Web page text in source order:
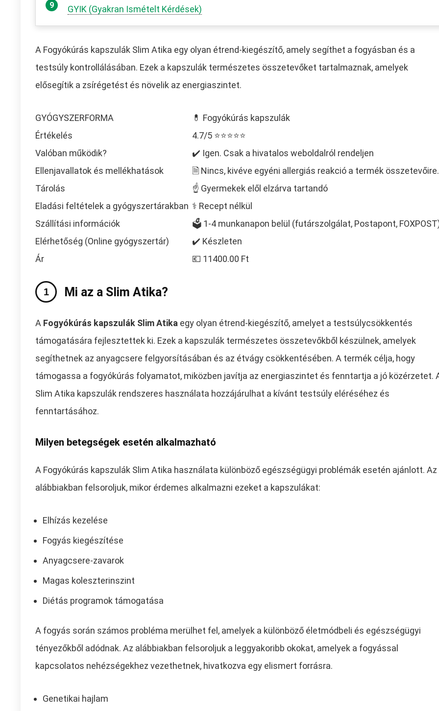
GYIK (Gyakran Ismételt Kérdések)
A Fogyókúrás kapszulák Slim Atika egy olyan étrend-kiegészítő, amely segíthet a fogyásban és a
testsúly kontrollálásában. Ezek a kapszulák természetes összetevőket tartalmaznak, amelyek
elősegítik a zsírégetést és növelik az energiaszintet.
GYÓGYSZERFORMA
💊 Fogyókúrás kapszulák
Értékelés
4.7/5 ⭐⭐⭐⭐⭐
Valóban működik?
✔️ Igen. Csak a hivatalos weboldalról rendeljen
Ellenjavallatok és mellékhatások
🗎 Nincs, kivéve egyéni allergiás reakció a termék összetevőire.
Tárolás
☝ Gyermekek elől elzárva tartandó
Eladási feltételek a gyógyszertárakban ⚕️ Recept nélkül
Szállítási információk
🗳️ 1-4 munkanapon belül (futárszolgálat, Postapont,
Elérhetőség (Online gyógyszertár)
✔️ Készleten
Ár
💶 11400.00 Ft
Mi az a Slim Atika?
A Fogyókúrás kapszulák Slim Atika egy olyan étrend-kiegészítő, amelyet a testsúlycsökkentés
támogatására fejlesztettek ki. Ezek a kapszulák természetes összetevőkből készülnek, amelyek
segíthetnek az anyagcsere felgyorsításában és az étvágy csökkentésében. A termék célja, hogy
támogassa a fogyókúrás folyamatot, miközben javítja az energiaszintet és fenntartja a jó közérzetet.
Slim Atika kapszulák rendszeres használata hozzájárulhat a kívánt testsúly eléréséhez és
fenntartásához.
Milyen betegségek esetén alkalmazható
A Fogyókúrás kapszulák Slim Atika használata különböző egészségügyi problémák esetén ajánlott. Az
alábbiakban felsoroljuk, mikor érdemes alkalmazni ezeket a kapszulákat:
Elhízás kezelése
Fogyás kiegészítése
Anyagcsere-zavarok
Magas koleszterinszint
Diétás programok támogatása
A fogyás során számos probléma merülhet fel, amelyek a különböző életmódbeli és egészségügyi
tényezőkből adódnak. Az alábbiakban felsoroljuk a leggyakoribb okokat, amelyek a fogyással
kapcsolatos nehézségekhez vezethetnek, hivatkozva egy elismert forrásra.
Genetikai hajlam